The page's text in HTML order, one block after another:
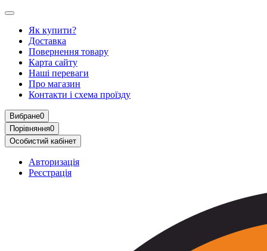
Як купити?
Доставка
Повернення товару
Карта сайту
Наші переваги
Про магазин
Контакти і схема проїзду
Вибране0
Порівняння0
Особистий кабінет
Авторизація
Реєстрація